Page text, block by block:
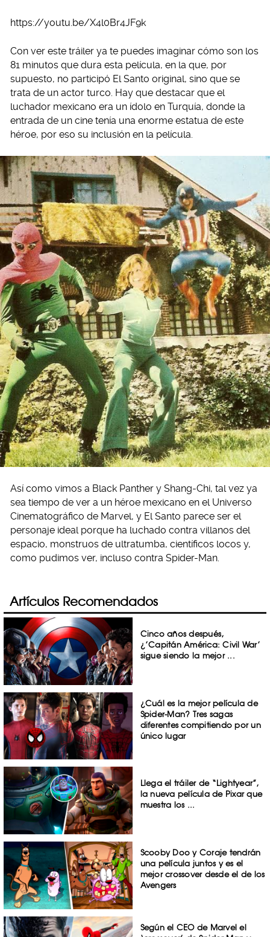
https://youtu.be/X4l0Br4JF9k
Con ver este tráiler ya te puedes imaginar cómo son los
81 minutos que dura esta película, en la que, por
supuesto, no participó El Santo original, sino que se
trata de un actor turco. Hay que destacar que el
luchador mexicano era un ídolo en Turquía, donde la
entrada de un cine tenía una enorme estatua de este
héroe, por eso su inclusión en la película.
Así como vimos a Black Panther y Shang-Chi, tal vez ya
sea tiempo de ver a un héroe mexicano en el Universo
Cinematográfico de Marvel, y El Santo parece ser el
personaje ideal porque ha luchado contra villanos del
espacio, monstruos de ultratumba, científicos locos y,
como pudimos ver, incluso contra Spider-Man.
Artículos Recomendados
Cinco años después,
¿’Capitán América: Civil War’
sigue siendo la mejor ...
¿Cuál es la mejor película de
Spider-Man? Tres sagas
diferentes compitiendo por un
único lugar
Llega el tráiler de “Lightyear”,
la nueva película de Pixar que
muestra los ...
Scooby Doo y Coraje tendrán
una película juntos y es el
mejor crossover desde el de los
Avengers
Según el CEO de Marvel el